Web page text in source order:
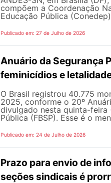
compõem a Coordenação
Educação Pública
Publicado em: 27 de Julho de 2026
Anuário da Segurança
feminicídios e
O Brasil registrou 40.775
2025, conforme o 20º
divulgado nesta quinta-feira
Pública (FBSP). Esse é o
Publicado em: 24 de Julho de 2026
Prazo para envio de
seções sindicais é